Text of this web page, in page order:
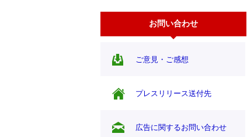
お問い合わせ
ご意見・ご感想
プレスリリース送付先
広告に関するお問い合わせ